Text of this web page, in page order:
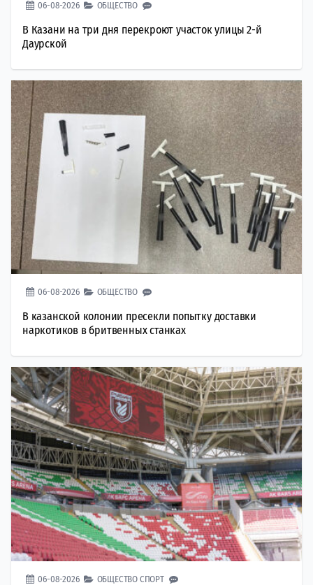
06-08-2026 ОБЩЕСТВО
В Казани на три дня перекроют участок улицы 2-й
Даурской
06-08-2026 ОБЩЕСТВО
В казанской колонии пресекли попытку доставки
наркотиков в бритвенных станках
06-08-2026 ОБЩЕСТВО СПОРТ